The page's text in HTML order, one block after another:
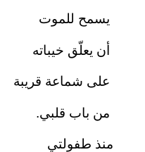
يسمح للموت
أن يعلّق خيباته
على شماعة قريبة
من باب قلبي.
منذ طفولتي